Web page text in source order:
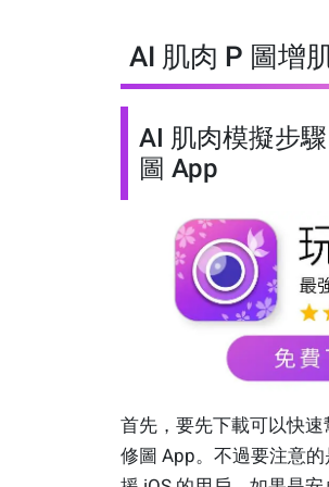
AI 肌肉 P 圖增
AI 肌肉模擬步
圖 App
首先，要先下載可以快
修圖 App。不過要注意